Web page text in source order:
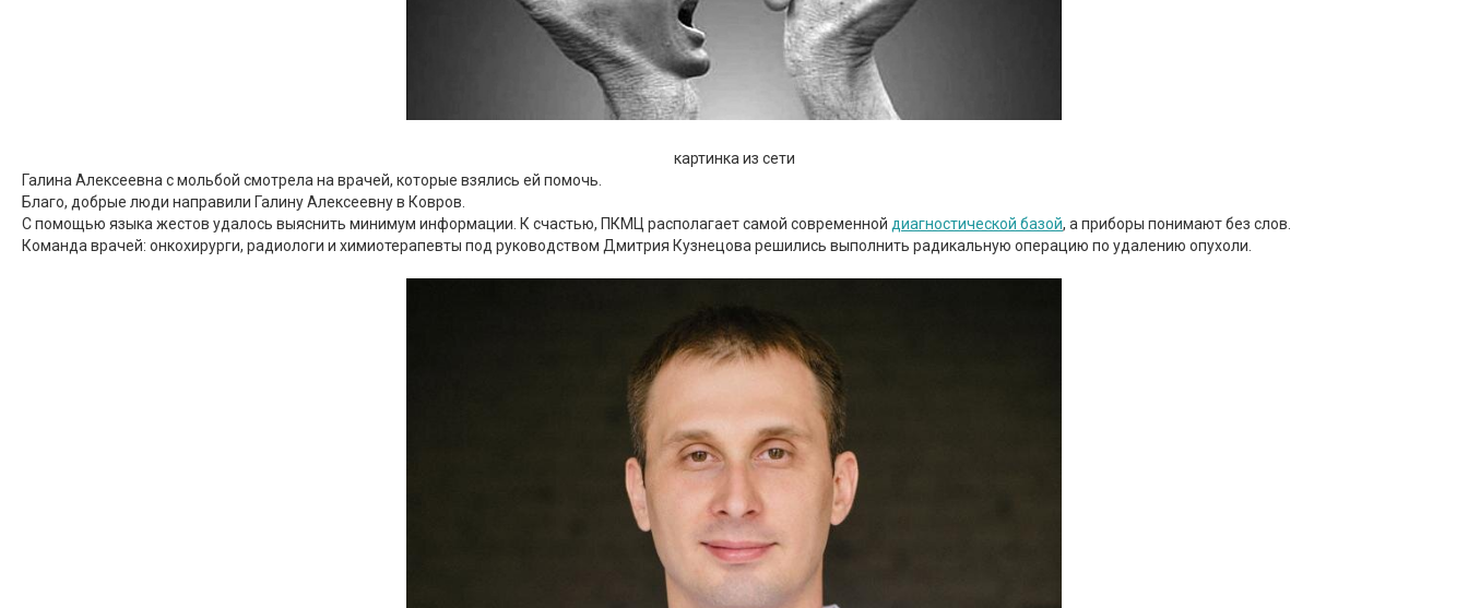
картинка из сети
Галина Алексеевна с мольбой смотрела на врачей, которые взялись ей помочь.
Благо, добрые люди направили Галину Алексеевну в Ковров.
С помощью языка жестов удалось выяснить минимум информации. К счастью, ПКМЦ располагает самой современной диагностической базой, а приборы понимают без слов.
Команда врачей: онкохирурги, радиологи и химиотерапевты под руководством Дмитрия Кузнецова решились выполнить радикальную операцию по удалению опухоли.